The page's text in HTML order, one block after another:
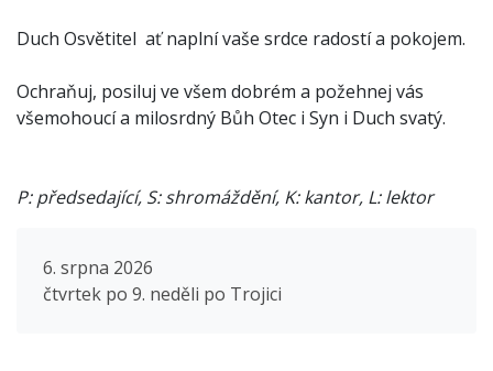
Duch Osvětitel ať naplní vaše srdce radostí a pokojem.
Ochraňuj, posiluj ve všem dobrém a požehnej vás
všemohoucí a milosrdný Bůh Otec i Syn i Duch svatý.
P: předsedající, S: shromáždění, K: kantor, L: lektor
6. srpna 2026
čtvrtek po 9. neděli po Trojici